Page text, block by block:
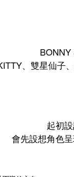
、雙星仙子
起初
會先設想角色